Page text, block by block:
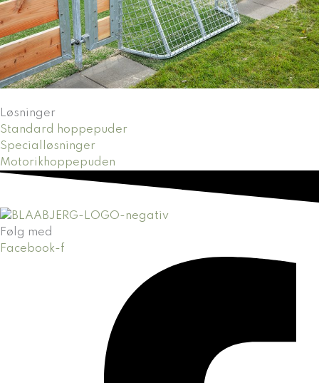
Løsninger
Standard hoppepuder
Specialløsninger
Motorikhoppepuden
Følg med
Facebook-f